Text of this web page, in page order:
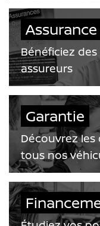
Assurance
Bénéficiez
assureurs
Garantie
Découvrez
tous nos